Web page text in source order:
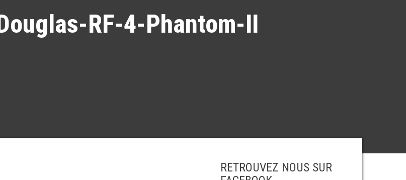
RF-4-Phantom-II
RETROUVEZ NOUS SUR